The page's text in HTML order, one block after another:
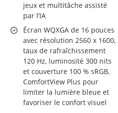
jeux et multitâche assisté
par l’IA
Écran WQXGA de 16 pouces
avec résolution 2560 x 1600,
taux de rafraîchissement
120 Hz, luminosité 300 nits
et couverture 100 % sRGB,
ComfortView Plus pour
limiter la lumière bleue et
favoriser le confort visuel